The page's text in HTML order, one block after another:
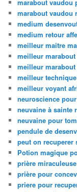
marabout vaudou
marabout vaudou
medium
medium retour
meilleur maitre
meilleur
meilleur
meilleur
meilleur voyant
neuroscience
neuvaine à sainte
neuvaine pour
pendule de
peut on recuperer
Potion magique
prière
prière pour
priere pour